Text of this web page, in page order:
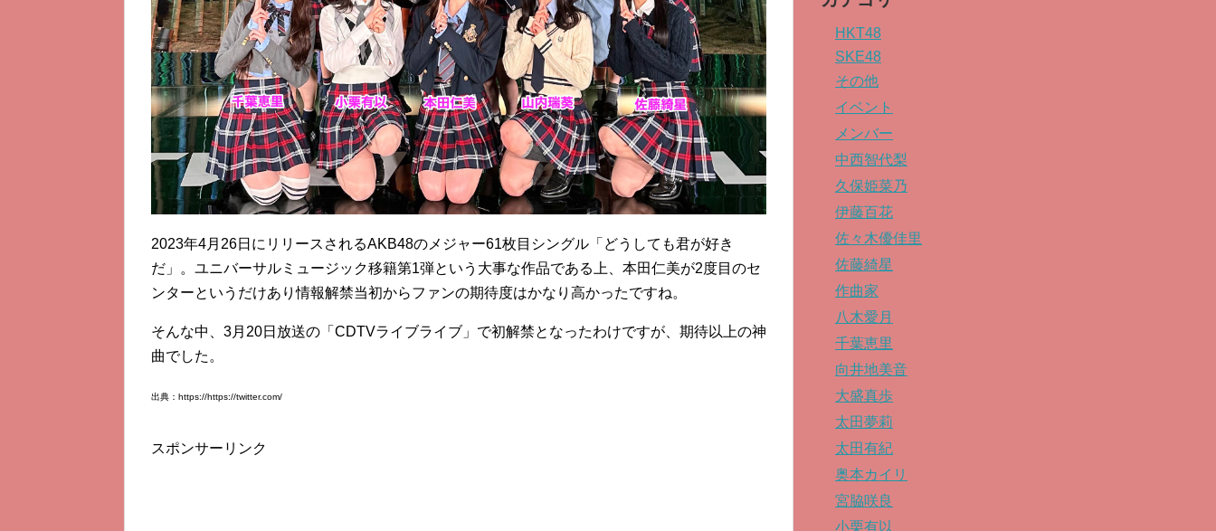
2023年4月26日にリリースされるAKB48のメジャー61枚目シングル「どうしても君が好き
だ」。ユニバーサルミュージック移籍第1弾という大事な作品である上、本田仁美が2度目のセ
ンターというだけあり情報解禁当初からファンの期待度はかなり高かったですね。
そんな中、3月20日放送の「CDTVライブライブ」で初解禁となったわけですが、期待以上の神
曲でした。
出典：https://https://twitter.com/
スポンサーリンク
HKT48
SKE48
その他
イベント
メンバー
中西智代梨
久保姫菜乃
伊藤百花
佐々木優佳里
佐藤綺星
作曲家
八木愛月
千葉恵里
向井地美音
大盛真歩
太田夢莉
太田有紀
奥本カイリ
宮脇咲良
小栗有以